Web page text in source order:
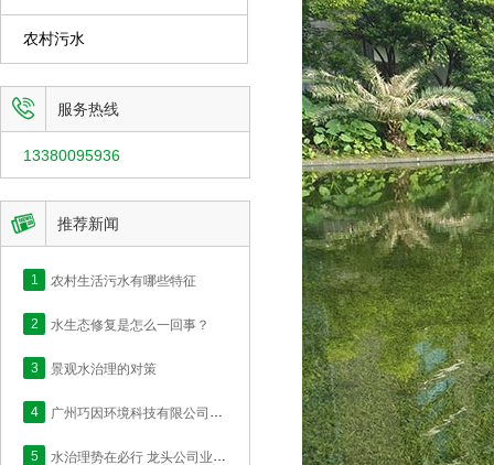
农村污水
 服务热线
13380095936
 推荐新闻
1 农村生活污水有哪些特征
2 水生态修复是怎么一回事？
3 景观水治理的对策
4 广州巧因环境科技有限公司网站正式上线！
5 水治理势在必行 龙头公司业绩快速释放